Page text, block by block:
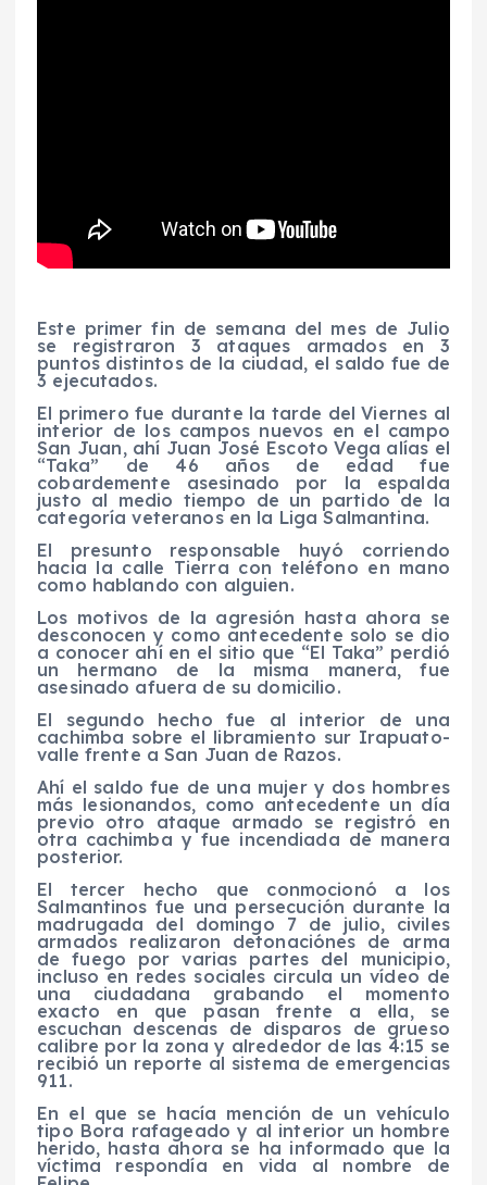
Este primer fin de semana del mes de Julio
se registraron 3 ataques armados en 3
puntos distintos de la ciudad, el saldo fue de
3 ejecutados.
El primero fue durante la tarde del Viernes al
interior de los campos nuevos en el campo
San Juan, ahí Juan José Escoto Vega alías el
“Taka” de 46 años de edad fue
cobardemente asesinado por la espalda
justo al medio tiempo de un partido de la
categoría veteranos en la Liga Salmantina.
El presunto responsable huyó corriendo
hacia la calle Tierra con teléfono en mano
como hablando con alguien.
Los motivos de la agresión hasta ahora se
desconocen y como antecedente solo se dio
a conocer ahí en el sitio que “El Taka” perdió
un hermano de la misma manera, fue
asesinado afuera de su domicilio.
El segundo hecho fue al interior de una
cachimba sobre el libramiento sur Irapuato-
valle frente a San Juan de Razos.
Ahí el saldo fue de una mujer y dos hombres
más lesionandos, como antecedente un día
previo otro ataque armado se registró en
otra cachimba y fue incendiada de manera
posterior.
El tercer hecho que conmocionó a los
Salmantinos fue una persecución durante la
madrugada del domingo 7 de julio, civiles
armados realizaron detonaciónes de arma
de fuego por varias partes del municipio,
incluso en redes sociales circula un vídeo de
una ciudadana grabando el momento
exacto en que pasan frente a ella, se
escuchan descenas de disparos de grueso
calibre por la zona y alrededor de las 4:15 se
recibió un reporte al sistema de emergencias
911.
En el que se hacía mención de un vehículo
tipo Bora rafageado y al interior un hombre
herido, hasta ahora se ha informado que la
víctima respondía en vida al nombre de